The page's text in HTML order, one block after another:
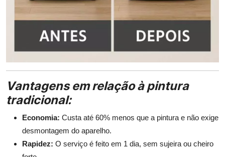
Vantagens em relação à pintura
tradicional:
Economia: Custa até 60% menos que a pintura e não exige
desmontagem do aparelho.
Rapidez: O serviço é feito em 1 dia, sem sujeira ou cheiro